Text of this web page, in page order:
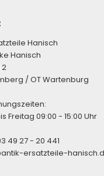
Hanisch
Hanisch
2
/ OT Wartenburg
Freitag 09:00 - 15:00 Uhr
49 27 - 20 441
ersatzteile-